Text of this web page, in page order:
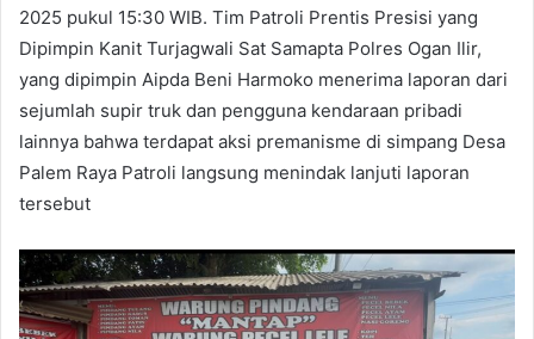
2025 pukul 15:30 WIB. Tim Patroli Prentis Presisi yang
Dipimpin Kanit Turjagwali Sat Samapta Polres Ogan Ilir,
yang dipimpin Aipda Beni Harmoko menerima laporan dari
sejumlah supir truk dan pengguna kendaraan pribadi
lainnya bahwa terdapat aksi premanisme di simpang Desa
Palem Raya Patroli langsung menindak lanjuti laporan
tersebut